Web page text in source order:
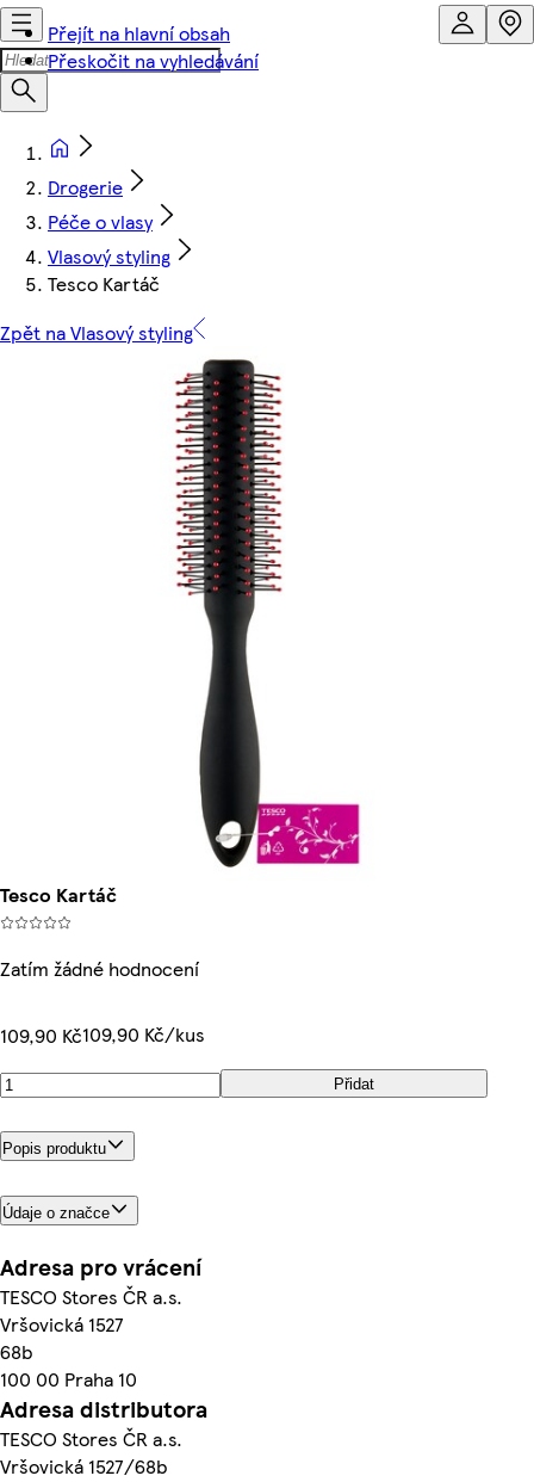
Přejít na hlavní obsah
Přeskočit na vyhledávání
Drogerie
Péče o vlasy
Vlasový styling
Tesco Kartáč
Zpět na Vlasový styling
Tesco Kartáč
Zatím žádné hodnocení
109,90 Kč109,90 Kč/kus
Přidat
Popis produktu
Údaje o značce
Adresa pro vrácení
TESCO Stores ČR a.s.
Vršovická 1527
68b
100 00 Praha 10
Adresa distributora
TESCO Stores ČR a.s.
Vršovická 1527/68b